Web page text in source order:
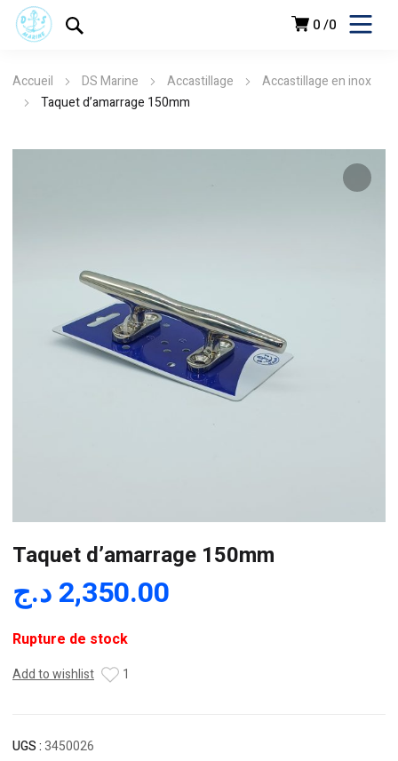
0 0
Accueil DS Marine Accastillage
Accastillage en inox
Taquet d’amarrage 150mm
Taquet d’amarrage 150mm
2,350.00د.ج
Rupture de stock
Add to wishlist 1
UGS :3450026